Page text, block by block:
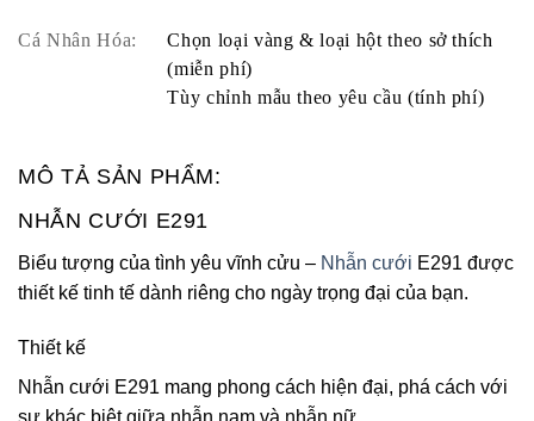
Cá Nhân Hóa:
Chọn loại vàng & loại hột theo sở thích
(miễn phí)
Tùy chỉnh mẫu theo yêu cầu (tính phí)
MÔ TẢ SẢN PHẨM:
NHẪN CƯỚI E291
Biểu tượng của tình yêu vĩnh cửu – Nhẫn cưới E291 được
thiết kế tinh tế dành riêng cho ngày trọng đại của bạn.
Thiết kế
Nhẫn cưới E291 mang phong cách hiện đại, phá cách với
sự khác biệt giữa nhẫn nam và nhẫn nữ.